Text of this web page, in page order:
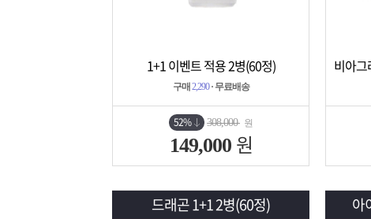
상세보기 담기
1+1 이벤트 적용 2병(60정)
구매 2,290· 무료배송
52% 308,000 원
149,000 원
드래곤 1+1 2병(60정) 아